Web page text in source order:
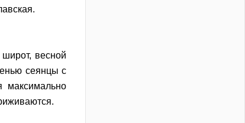
весной
сеянцы с
максимально